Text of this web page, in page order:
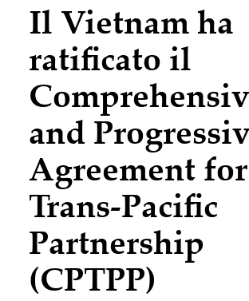
NEWS & EVENTI
CONOSCENZE
CONTATTI
Il Vietnam ha
ratificato il
and
Agreement for
Trans-Pacific
Partnership
(CPTPP)